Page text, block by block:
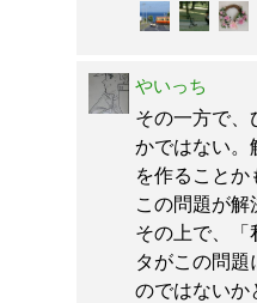
やいっち
その一方で、
かではない。
を作ることか
この問題が
その上で、「
タがこの問題
のではないか